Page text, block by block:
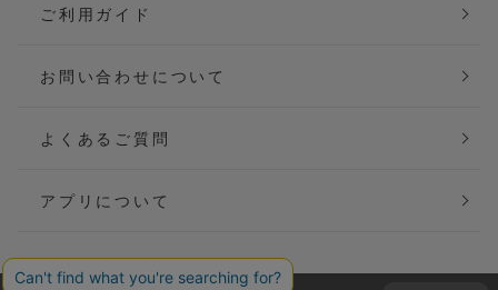
ご利用ガイド
お問い合わせについて
よくあるご質問
アプリについて